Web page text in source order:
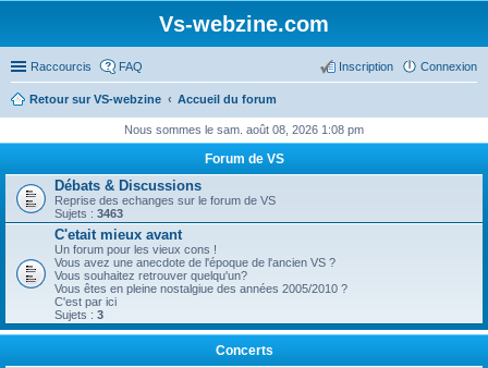
Vs-webzine.com
Raccourcis FAQ Connexion
Inscription
Retour sur VS-webzine Accueil du forum
Nous sommes le sam. août 08, 2026 1:08 pm
Forum de VS
Débats & Discussions
Reprise des echanges sur le forum de VS
Sujets : 3463
C'etait mieux avant
Un forum pour les vieux cons !
Vous avez une anecdote de l'époque de l'ancien VS ?
Vous souhaitez retrouver quelqu'un?
Vous êtes en pleine nostalgiue des années 2005/2010 ?
C'est par ici
Sujets : 3
Concerts